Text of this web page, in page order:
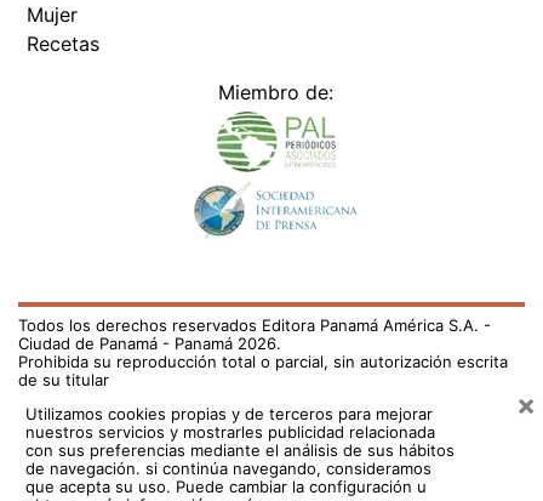
Mujer
Recetas
Miembro de:
Todos los derechos reservados Editora Panamá América S.A. -
Ciudad de Panamá - Panamá 2026.
Prohibida su reproducción total o parcial, sin autorización escrita
de su titular
Utilizamos cookies propias y de terceros para mejorar
nuestros servicios y mostrarles publicidad relacionada
con sus preferencias mediante el análisis de sus hábitos
de navegación. si continúa navegando, consideramos
que acepta su uso. Puede cambiar la configuración u
×